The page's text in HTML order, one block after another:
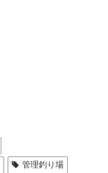
管理釣り場